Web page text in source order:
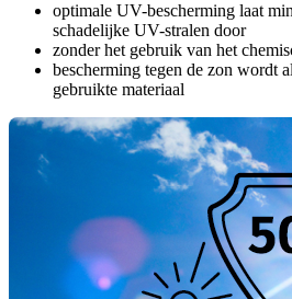
optimale UV-bescherming laat
schadelijke UV-stralen door
zonder het gebruik van het
bescherming tegen de zon wordt
gebruikte materiaal